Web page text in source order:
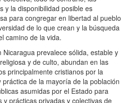
y la disponibilidad posible es
para congregar en libertad al pueblo
de lo que crean y la búsqueda
camino de la vida.
Nicaragua prevalece sólida, estable y
y de culto, abundan en las
principalmente cristianos por la
de la mayoría de la población
asumidas por el Estado para
y prácticas privadas y colectivas de